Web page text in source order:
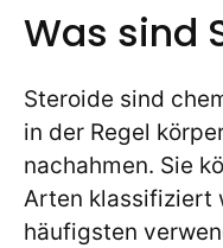
Was sind
Steroide sind
in der Regel
nachahmen. Sie
Arten klassifiziert
häufigsten